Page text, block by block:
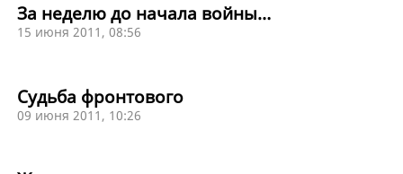
За неделю до начала войны…
15 июня 2011, 08:56
Судьба фронтового
09 июня 2011, 10:26